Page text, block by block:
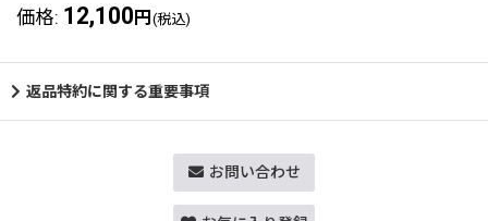
価格: 12,100 円 (税込)
返品特約に関する重要事項
お問い合わせ